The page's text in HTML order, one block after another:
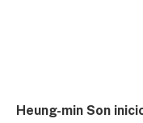
Heung-min Son